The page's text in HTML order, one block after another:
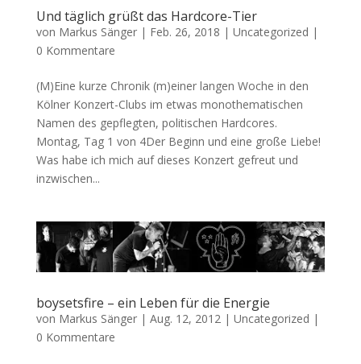
Und täglich grüßt das Hardcore-Tier
von Markus Sänger| Feb. 26, 2018 | Uncategorized |
0 Kommentare
(M)Eine kurze Chronik (m)einer langen Woche in den
Kölner Konzert-Clubs im etwas monothematischen
Namen des gepflegten, politischen Hardcores.
Montag, Tag 1 von 4Der Beginn und eine große Liebe!
Was habe ich mich auf dieses Konzert gefreut und
inzwischen...
boysetsfire – ein Leben für die Energie
von Markus Sänger| Aug. 12, 2012| Uncategorized |
0 Kommentare